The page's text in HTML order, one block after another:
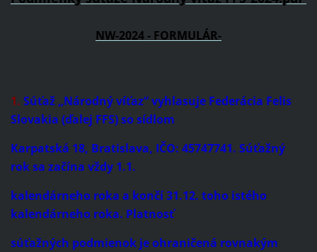
NW-2024 - FORMULÁR-
1. Súťaž „Národný víťaz“ vyhlasuje Federácia Felis
Slovakia (ďalej FFS) so sídlom
Karpatská 18, Bratislava, IČO: 45747741. Súťažný
rok sa začína vždy 1.1.
kalendárneho roka a končí 31.12. toho istého
kalendárneho roka. Platnosť
súťažných podmienok je ohraničená rovnakým